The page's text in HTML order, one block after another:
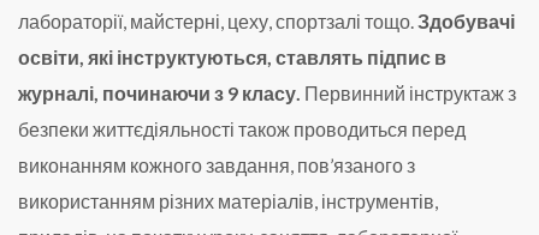
лабораторії, майстерні, цеху, спортзалі тощо.Здобувачі
освіти, які інструктуються, ставлять підпис в
журналі, починаючи з 9 класу. Первинний інструктаж з
безпеки життєдіяльності також проводиться перед
виконанням кожного завдання, пов’язаного з
використанням різних матеріалів, інструментів,